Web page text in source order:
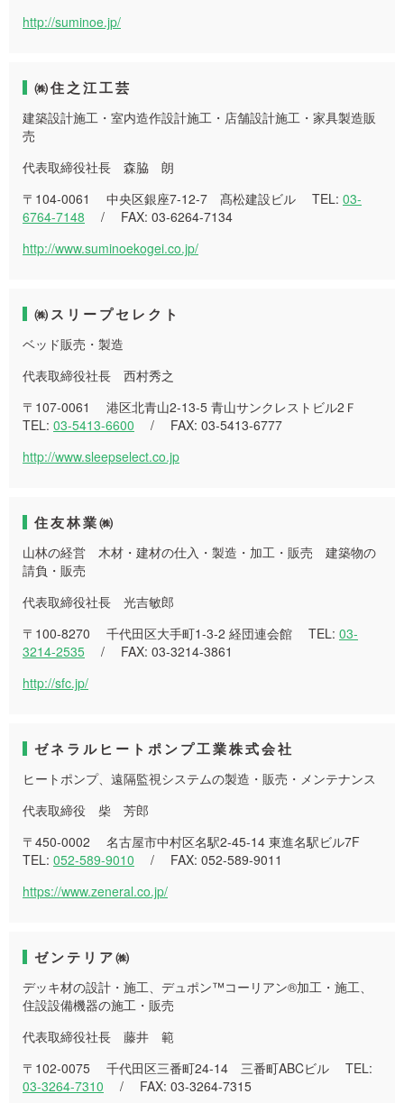
http://suminoe.jp/
㈱住之江工芸
建築設計施工・室内造作設計施工・店舗設計施工・家具製造販
売
代表取締役社長 森脇 朗
〒104-0061 中央区銀座7-12-7 髙松建設ビル TEL: 03-
6764-7148 / FAX: 03-6264-7134
http://www.suminoekogei.co.jp/
㈱スリープセレクト
ベッド販売・製造
代表取締役社長 西村秀之
〒107-0061 港区北青山2-13-5 青山サンクレストビル2Ｆ
TEL: 03-5413-6600 / FAX: 03-5413-6777
http://www.sleepselect.co.jp
住友林業㈱
山林の経営 木材・建材の仕入・製造・加工・販売 建築物の
請負・販売
代表取締役社長 光吉敏郎
〒100-8270 千代田区大手町1-3-2 経団連会館 TEL: 03-
3214-2535 / FAX: 03-3214-3861
http://sfc.jp/
ゼネラルヒートポンプ工業株式会社
ヒートポンプ、遠隔監視システムの製造・販売・メンテナンス
代表取締役 柴 芳郎
〒450-0002 名古屋市中村区名駅2-45-14 東進名駅ビル7F
TEL: 052-589-9010 / FAX: 052-589-9011
https://www.zeneral.co.jp/
ゼンテリア㈱
デッキ材の設計・施工、デュポン™コーリアン®加工・施工、
住設設備機器の施工・販売
代表取締役社長 藤井 範
〒102-0075 千代田区三番町24-14 三番町ABCビル TEL:
03-3264-7310 / FAX: 03-3264-7315